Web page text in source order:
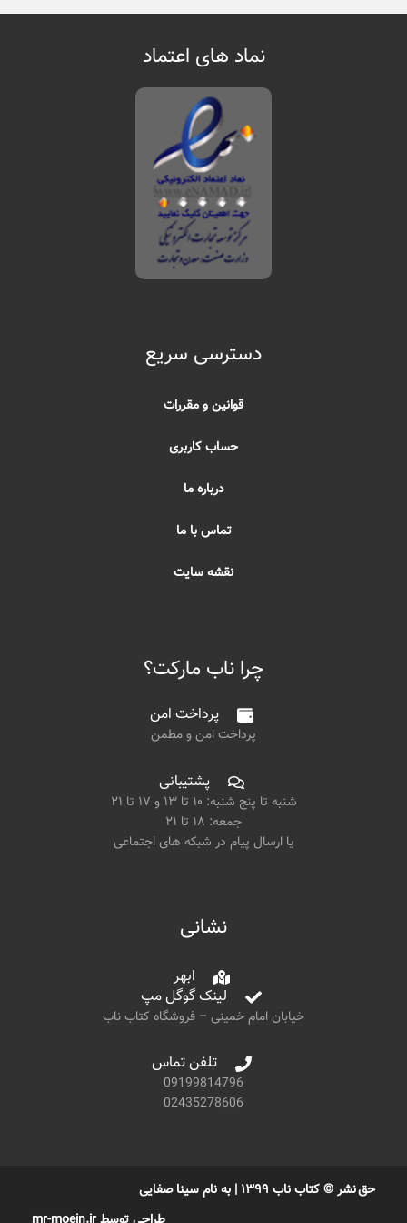
نماد های اعتماد
دسترسی سریع
قوانین و مقررات
حساب کاربری
درباره ما
تماس با ما
نقشه سایت
چرا ناب مارکت؟
پرداخت امن
پرداخت امن و مطمن
پشتیبانی
شنبه تا پنج شنبه: ۱۰ تا ۱۳ و ۱۷ تا ۲۱
جمعه: ۱۸ تا ۲۱
یا ارسال پیام در شبکه های اجتماعی
نشانی
ابهر
لینک گوگل مپ
خیابان امام خمینی – فروشگاه کتاب ناب
تلفن تماس
09199814796
02435278606
حق نشر © کتاب ناب ۱۳۹۹ | به نام سینا صفایی